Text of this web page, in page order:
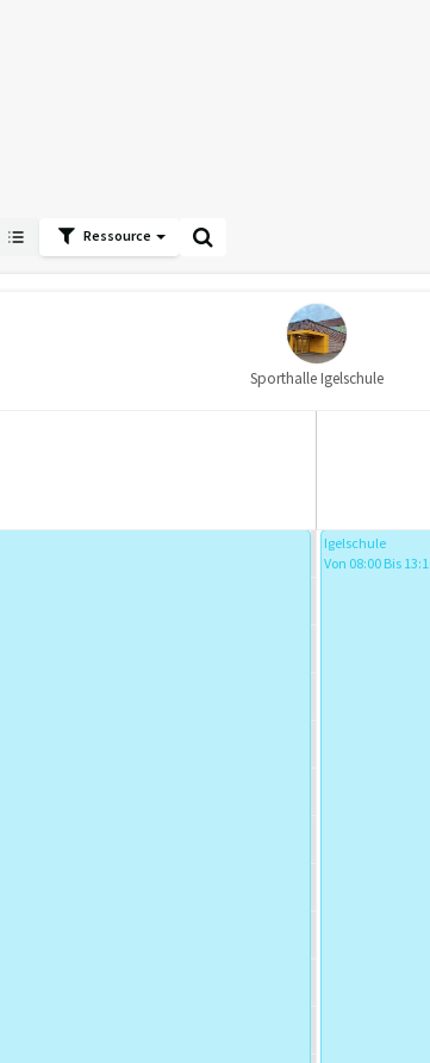
Ressource
Sporthalle Igelschule
Igelschule
Von 08:00 Bis